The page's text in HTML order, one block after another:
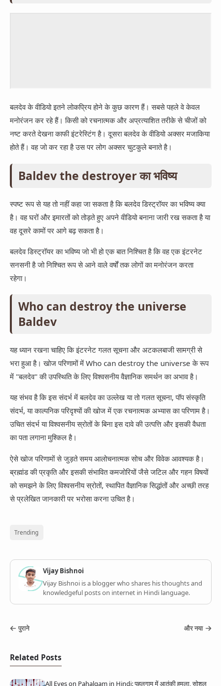
बलदेव के वीडियो इतने लोकप्रिय होने के कुछ कारण हैं। सबसे पहले वे केवल
मनोरंजन कर रहे हैं। किसी को रचनात्मक और अप्रत्याशित तरीके से चीजों को
नष्ट करते देखना काफी इंटरेस्टिंग है। दूसरा बलदेव के वीडियो अक्सर मजाकिया
होते हैं। वह जो कर रहा है उस पर लोग अक्सर चुटकुले बनाते है।
Baldev the destroyer का भविष्य
स्पष्ट रूप से यह तो नहीं कहा जा सकता है कि बलदेव डिस्ट्रॉयर का भविष्य क्या
है। वह घरों और इमारतों को तोड़ते हुए अपने वीडियो बनाना जारी रख सकता है या
वह दूसरे कामों पर आगे बढ़ सकता है।
बलदेव डिस्ट्रॉयर का भविष्य जो भी हो एक बात निश्चित है कि वह एक इंटरनेट
सनसनी है जो निश्चित रूप से आने वाले वर्षों तक लोगों का मनोरंजन करता
रहेगा।
Who can destroy the universe
Baldev
यह ध्यान रखना चाहिए कि इंटरनेट गलत सूचना और अटकलबाजी सामग्री से
भरा हुआ है। खोज परिणामों में Who can destroy the universe के रूप
में "बलदेव" की उपस्थिति के लिए विश्वसनीय वैज्ञानिक समर्थन का अभाव है।
यह संभव है कि इस संदर्भ में बलदेव का उल्लेख या तो गलत सूचना, पॉप संस्कृति
संदर्भ, या काल्पनिक परिदृश्यों की खोज में एक रचनात्मक अभ्यास का परिणाम है।
उचित संदर्भ या विश्वसनीय स्रोतों के बिना इस दावे की उत्पत्ति और इसकी वैधता
का पता लगाना मुश्किल है।
ऐसे खोज परिणामों से जुड़ते समय आलोचनात्मक सोच और विवेक आवश्यक है।
ब्रह्मांड की प्रकृति और इसकी संभावित कमजोरियों जैसे जटिल और गहन विषयों
को समझने के लिए विश्वसनीय स्रोतों, स्थापित वैज्ञानिक सिद्धांतों और अच्छी तरह
से प्रलेखित जानकारी पर भरोसा करना उचित है।
Trending
Vijay Bishnoi
Vijay Bishnoi is a blogger who shares his thoughts and
knowledgeful posts on internet in Hindi language.
पुराने और नया
Related Posts
All Eyes on Pahalgam in Hindi: पहलगाम में आतंकी हमला, सोशल